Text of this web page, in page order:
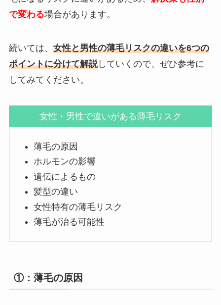
で変わる場合があります。
続いては、 女性と男性の薄毛リスクの違いを6つの
ポイントに分けて解説していくので、ぜひ参考に
してみてください。
女性・男性で違いがある薄毛リスク
薄毛の原因
ホルモンの影響
遺伝によるもの
髪型の違い
女性特有の薄毛リスク
薄毛が治る可能性
①：薄毛の原因